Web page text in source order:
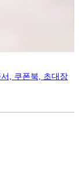
, 쿠폰북, 초대장